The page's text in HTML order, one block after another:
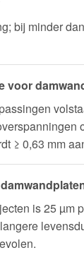
bij minder
voor
≥ 0,63 mm
is 25 µm